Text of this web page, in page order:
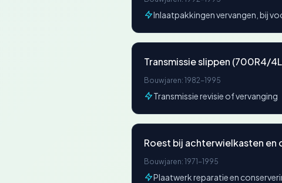
Inlaatpakkingen vervangen, bij
Transmissie slippen (700R4/
Bouwjaren: 1982-1995
Transmissie revisie of vervanging
Roest bij achterwielkasten en
Bouwjaren: 1971-1995
Plaatwerk reparatie en